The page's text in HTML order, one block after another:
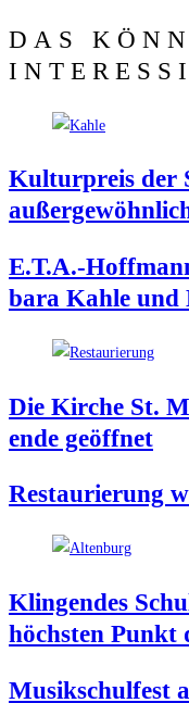
DAS
Kul­tur­preis der
E.T.A.-
ba­ra Kah­le und
Die Kir­che St.
en­de geöffnet
Restau­rie­rung
Klin­gen­des
höchs­ten Punkt
Musik­schul­fest